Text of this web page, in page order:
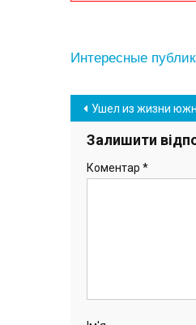
Интересные
Навігація
записів
Ушел из жизни южненский спортсмен и тренер по гребле
Залишити
Коментар *